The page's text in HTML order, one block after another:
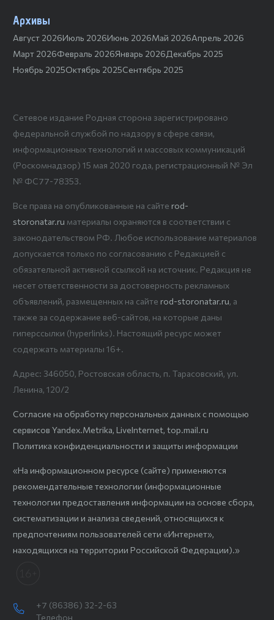
Архивы
Август 2026Июль 2026Июнь 2026Май 2026Апрель 2026
Март 2026Февраль 2026Январь 2026Декабрь 2025
Ноябрь 2025Октябрь 2025Сентябрь 2025
Сетевое издание Родная сторона зарегистрировано
федеральной службой по надзору в сфере связи,
информационных технологий и массовых коммуникаций
(Роскомнадзор) 15 мая 2020 года, регистрационный № Эл
№ ФС77-78353.
Все права на опубликованные на сайте rod-
storonatar.ru материалы охраняются в соответствии с
законодательством РФ. Любое использование материалов
допускается только по согласованию с Редакцией с
обязательной активной ссылкой на источник. Редакция не
несет ответственности за достоверность рекламных
объявлений, размещенных на сайте rod-storonatar.ru, а
также за содержание веб-сайтов, на которые даны
гиперссылки (hyperlinks). Настоящий ресурс может
содержать материалы 16+.
Адрес: 346050, Ростовская область, п. Тарасовский, ул.
Ленина, 120/2
Согласие на обработку персональных данных с помощью
сервисов Yandex.Metrika, LiveInternet, top.mail.ru
Политика конфиденциальности и защиты информации
«На информационном ресурсе (сайте) применяются
рекомендательные технологии (информационные
технологии предоставления информации на основе сбора,
систематизации и анализа сведений, относящихся к
предпочтениям пользователей сети «Интернет»,
находящихся на территории Российской Федерации).»
+7 (86386) 32-2-63
Телефон